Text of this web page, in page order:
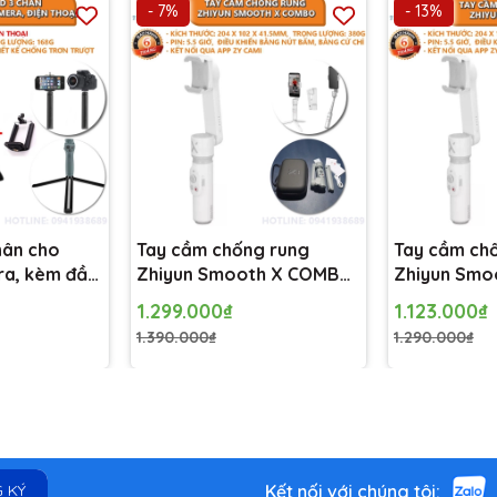
4:
hỗ trợ.
một miếng dán giữa điện thoại và Ring Holder.
có thể bị ảnh hưởng. Nếu có case, bạn nên tháo chúng trước khi sử
cho
kèm đầu
thoại
- 7%
Tay cầm chống rung
Zhiyun Smooth X COMBO
cho điện thoại
1.299.000₫
1.390.000₫
- 13%
Tay cầm
Zhiyun
thoại
1.123.000₫
1.290.000₫
KÝ Kết nối với chúng tôi: